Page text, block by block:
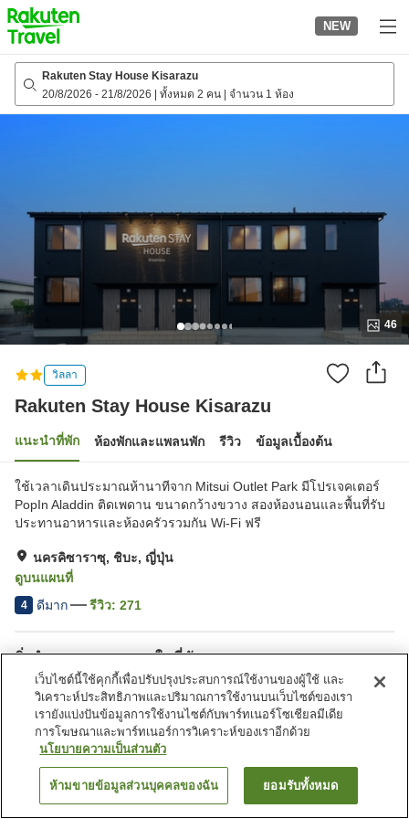
to
top
page
NEW
Rakuten Stay House Kisarazu
20/8/2026 - 21/8/2026 ทั้งหมด 2 คน จำนวน 1 ห้อง
46
วิลลา
Rakuten Stay House Kisarazu
แนะนำที่พัก ห้องพักและแพลนพัก รีวิว ข้อมูลเบื้องต้น
ใช้เวลาเดินประมาณห้านาทีจาก Mitsui Outlet Park มีโปรเจคเตอร์
PopIn Aladdin ติดเพดาน ขนาดกว้างขวาง สองห้องนอนและพื้นที่รับ
ประทานอาหารและห้องครัวรวมกัน Wi-Fi ฟรี
นครคิซาราซุ, ชิบะ, ญี่ปุ่น
ดูบนแผนที่
4 ดีมาก รีวิว: 271
สิ่งอำนวยความสะดวกในที่พัก
ที่จอดรถ
หน้าแรก ญี่ปุ่น ชิบะ
นครคิซาราซุ
Rakuten Stay House Kisarazu
ค้นหาห้องพัก
เว็บไซต์นี้ใช้คุกกี้เพื่อปรับปรุงประสบการณ์ใช้งานของผู้ใช้ และ
วิเคราะห์ประสิทธิภาพและปริมาณการใช้งานบนเว็บไซต์ของเรา
เรายังแบ่งปันข้อมูลการใช้งานไซต์กับพาร์ทเนอร์โซเชียลมีเดีย
การโฆษณาและพาร์ทเนอร์การวิเคราะห์ของเราอีกด้วย
นโยบายความเป็นส่วนตัว
ห้ามขายข้อมูลส่วนบุคคลของฉัน ยอมรับทั้งหมด